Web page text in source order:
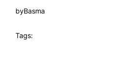
byBasma
Tags: